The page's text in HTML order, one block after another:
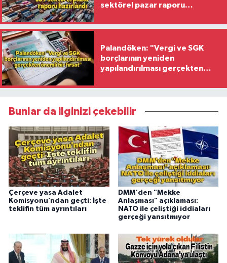
sektörel pazar raporu
Palandöken: "Vergi ve SGK
borçlarının yeniden
yapılandırılması gerçekten
Bunlar da ilginizi çekebilir
Çerçeve yasa Adalet
Komisyonu’ndan geçti: İşte
teklifin tüm ayrıntıları
DMM'den "Mekke
Anlaşması" açıklaması:
NATO ile çeliştiği iddiaları
gerçeği yansıtmıyor